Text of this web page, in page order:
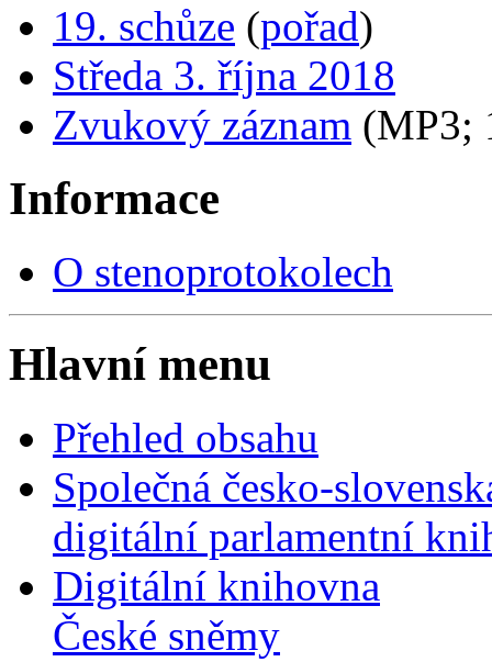
19. schůze (pořad)
Středa 3. října 2018
Zvukový záznam (MP3;
Informace
O stenoprotokolech
Hlavní menu
Přehled obsahu
Společná česko-
digitální parlamentní
Digitální knihovna
České sněmy